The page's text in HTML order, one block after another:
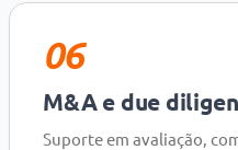
06
M&A e due
Suporte em avaliação,